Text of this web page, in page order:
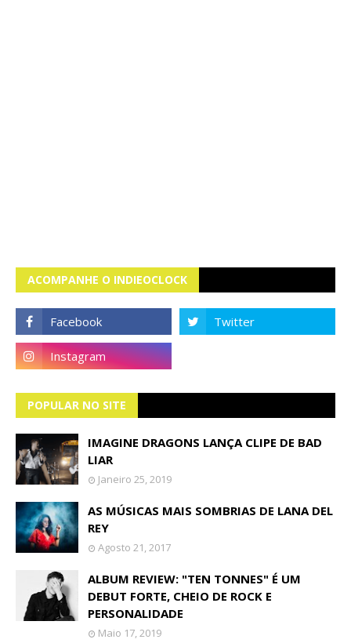
ACOMPANHE O INDIEOCLOCK
POPULAR NO SITE
IMAGINE DRAGONS LANÇA CLIPE DE BAD
LIAR
Janeiro 25, 2019
AS MÚSICAS MAIS SOMBRIAS DE LANA DEL
REY
Agosto 21, 2017
ALBUM REVIEW: "TEN TONNES" É UM
DEBUT FORTE, CHEIO DE ROCK E
PERSONALIDADE
Maio 17, 2019